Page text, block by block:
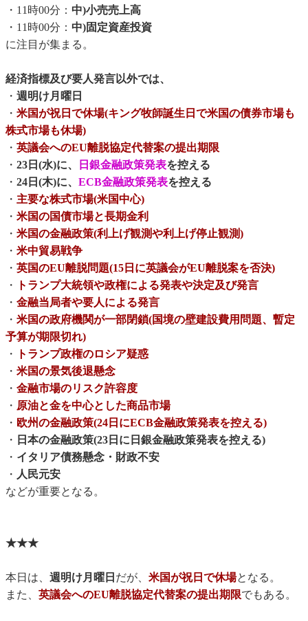
・11時00分： 中)小売売上高
・11時00分： 中)固定資産投資
に注目が集まる。
経済指標及び要人発言以外では、
・ 週明け月曜日
・ 米国が祝日で休場(キング牧師誕生日で米国の債券市場も
株式市場も休場)
・ 英議会へのEU離脱協定代替案の提出期限
・ 23日(水)に、 日銀金融政策発表を控える
・ 24日(木)に、 ECB金融政策発表を控える
・ 主要な株式市場(米国中心)
・ 米国の国債市場と長期金利
・ 米国の金融政策(利上げ観測や利上げ停止観測)
・ 米中貿易戦争
・ 英国のEU離脱問題(15日に英議会がEU離脱案を否決)
・
トランプ大統領や政権による発表や決定及び発言
・ 金融当局者や要人による発言
・ 米国の政府機関が一部閉鎖(国境の壁建設費用問題、暫定
予算が期限切れ)
・
トランプ政権のロシア疑惑
・ 米国の景気後退懸念
・ 金融市場のリスク許容度
・ 原油と金を中心とした商品市場
・ 欧州の金融政策(24日にECB金融政策発表を控える)
・ 日本の金融政策(23日に日銀金融政策発表を控える)
・ イタリア債務懸念・財政不安
・ 人民元安
などが重要となる。
★★★
本日は、 週明け月曜日 だが、 米国が祝日で休場となる。
また、 英議会へのEU離脱協定代替案の提出期限でもある。